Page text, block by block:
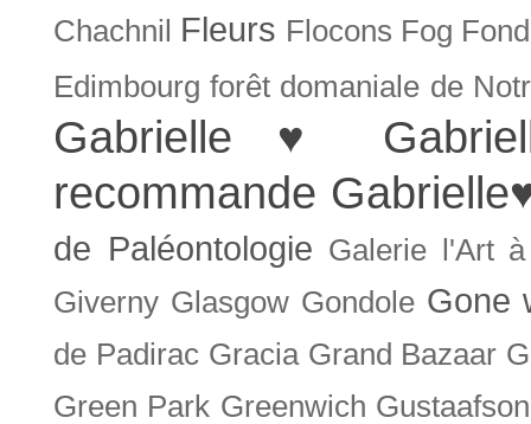
Chachnil Fleurs Flocons Fog
Edimbourg forêt domaniale de
Gabrielle ♥
recommande
de Paléontologie Galerie l'Art
Giverny Glasgow Gondole Gone
de Padirac Gracia Grand Bazaar
Green Park Greenwich Gustaafson